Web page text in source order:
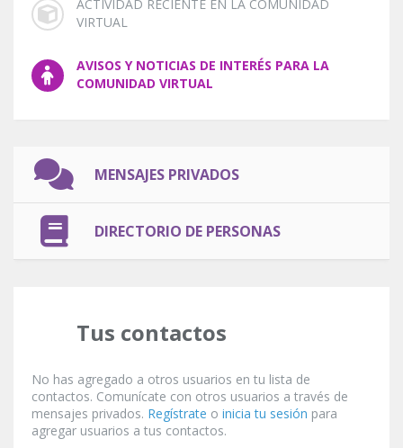
ACTIVIDAD RECIENTE EN LA COMUNIDAD
VIRTUAL
AVISOS Y NOTICIAS DE INTERÉS PARA LA
COMUNIDAD VIRTUAL
MENSAJES PRIVADOS
DIRECTORIO DE PERSONAS
Tus contactos
No has agregado a otros usuarios en tu lista de
contactos. Comunícate con otros usuarios a través de
mensajes privados. Regístrate o inicia tu sesión para
agregar usuarios a tus contactos.